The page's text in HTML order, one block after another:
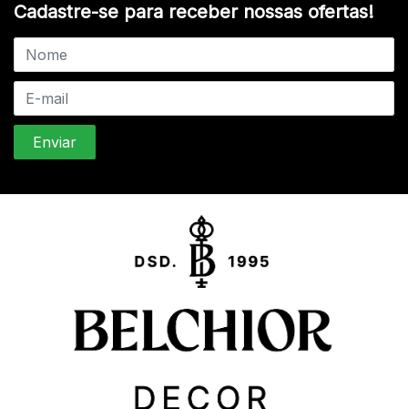
Cadastre-se para receber nossas ofertas!